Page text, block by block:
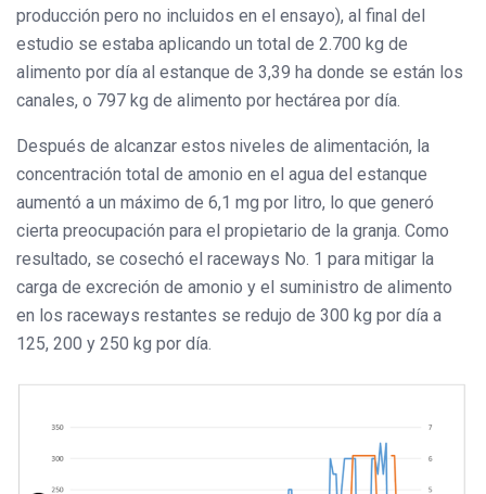
producción pero no incluidos en el ensayo), al final del
estudio se estaba aplicando un total de 2.700 kg de
alimento por día al estanque de 3,39 ha donde se están los
canales, o 797 kg de alimento por hectárea por día.
Después de alcanzar estos niveles de alimentación, la
concentración total de amonio en el agua del estanque
aumentó a un máximo de 6,1 mg por litro, lo que generó
cierta preocupación para el propietario de la granja. Como
resultado, se cosechó el raceways No. 1 para mitigar la
carga de excreción de amonio y el suministro de alimento
en los raceways restantes se redujo de 300 kg por día a
125, 200 y 250 kg por día.